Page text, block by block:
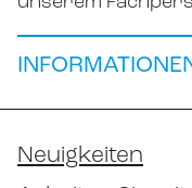
Neuigkeiten